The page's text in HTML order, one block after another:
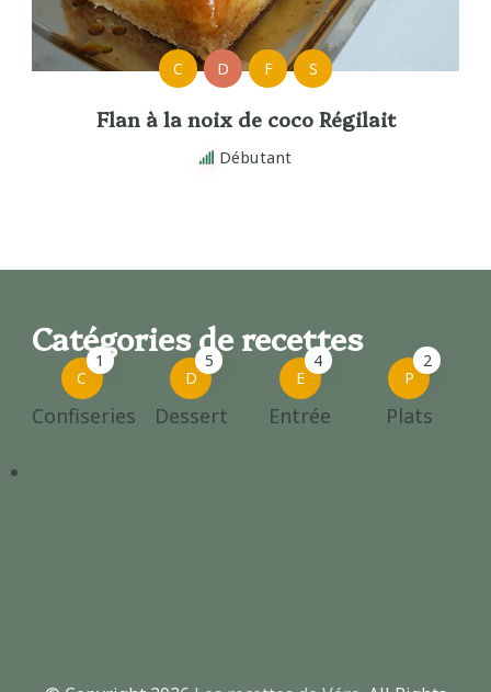
C D F S
Flan à la noix de coco Régilait
Débutant
Catégories de recettes
C
1
Confiseries
D
5
Dessert
E
4
Entrée
P
2
Plats